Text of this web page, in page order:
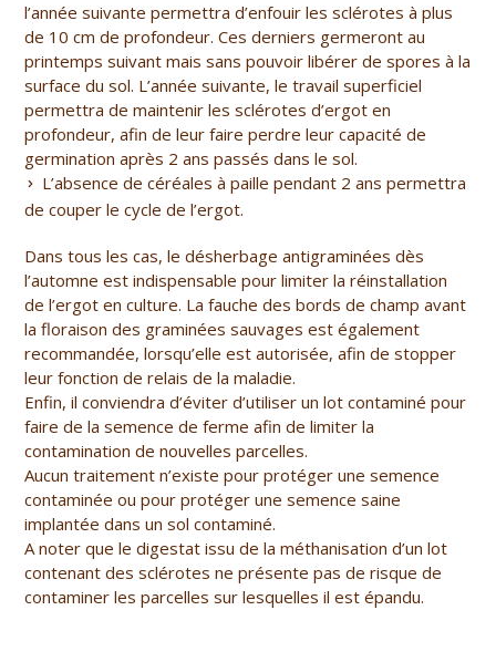
l’année suivante permettra d’enfouir les sclérotes à plus
de 10 cm de profondeur. Ces derniers germeront au
printemps suivant mais sans pouvoir libérer de spores à la
surface du sol. L’année suivante, le travail superficiel
permettra de maintenir les sclérotes d’ergot en
profondeur, afin de leur faire perdre leur capacité de
germination après 2 ans passés dans le sol.
L’absence de céréales à paille pendant 2 ans permettra
de couper le cycle de l’ergot.
Dans tous les cas, le désherbage antigraminées dès
l’automne est indispensable pour limiter la réinstallation
de l’ergot en culture. La fauche des bords de champ avant
la floraison des graminées sauvages est également
recommandée, lorsqu’elle est autorisée, afin de stopper
leur fonction de relais de la maladie.
Enfin, il conviendra d’éviter d’utiliser un lot contaminé pour
faire de la semence de ferme afin de limiter la
contamination de nouvelles parcelles.
Aucun traitement n’existe pour protéger une semence
contaminée ou pour protéger une semence saine
implantée dans un sol contaminé.
A noter que le digestat issu de la méthanisation d’un lot
contenant des sclérotes ne présente pas de risque de
contaminer les parcelles sur lesquelles il est épandu.